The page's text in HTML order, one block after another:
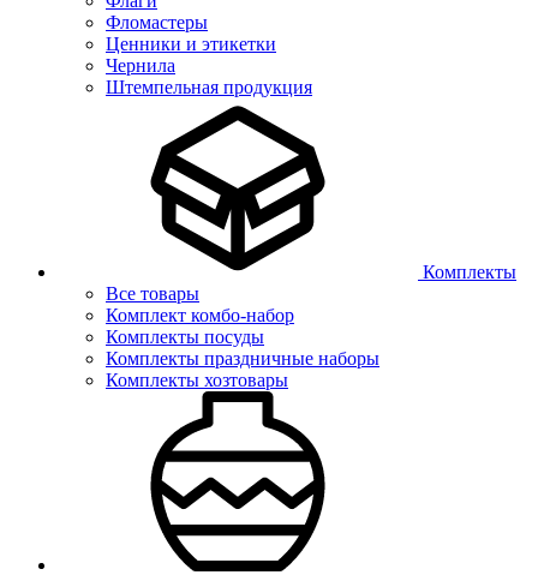
Фломастеры
Ценники и этикетки
Чернила
Штемпельная продукция
Комплекты
Все товары
Комплект комбо-набор
Комплекты посуды
Комплекты праздничные наборы
Комплекты хозтовары